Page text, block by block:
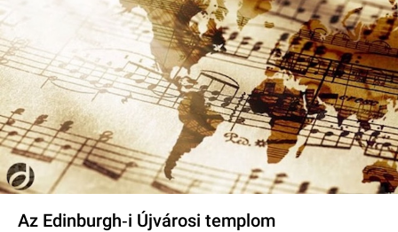
Az Edinburgh‐i Újvárosi templom